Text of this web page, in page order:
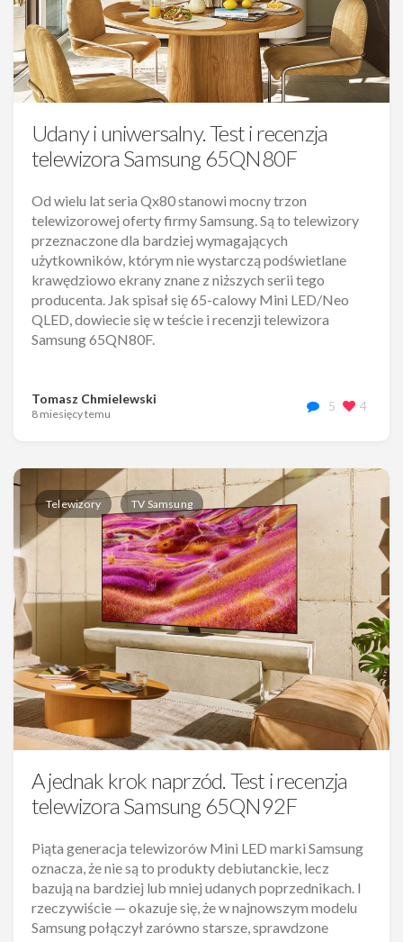
Udany i uniwersalny. Test i recenzja
telewizora Samsung 65QN80F
Od wielu lat seria Qx80 stanowi mocny trzon
telewizorowej oferty firmy Samsung. Są to telewizory
przeznaczone dla bardziej wymagających
użytkowników, którym nie wystarczą podświetlane
krawędziowo ekrany znane z niższych serii tego
producenta. Jak spisał się 65-calowy Mini LED/Neo
QLED, dowiecie się w teście i recenzji telewizora
Samsung 65QN80F.
Tomasz Chmielewski
8 miesięcy temu
5 4
Telewizory TV Samsung
A jednak krok naprzód. Test i recenzja
telewizora Samsung 65QN92F
Piąta generacja telewizorów Mini LED marki Samsung
oznacza, że nie są to produkty debiutanckie, lecz
bazują na bardziej lub mniej udanych poprzednikach. I
rzeczywiście — okazuje się, że w najnowszym modelu
Samsung połączył zarówno starsze, sprawdzone